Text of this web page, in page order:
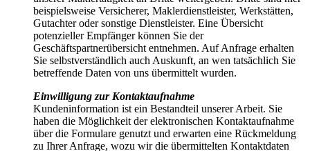
beispielsweise Versicherer, Maklerdienstleister, Werkstätten,
Gutachter oder sonstige Dienstleister. Eine Übersicht
potenzieller Empfänger können Sie der
Geschäftspartnerübersicht entnehmen. Auf Anfrage erhalten
Sie selbstverständlich auch Auskunft, an wen tatsächlich Sie
betreffende Daten von uns übermittelt wurden.
Einwilligung zur Kontaktaufnahme
Kundeninformation ist ein Bestandteil unserer Arbeit. Sie
haben die Möglichkeit der elektronischen Kontaktaufnahme
über die Formulare genutzt und erwarten eine Rückmeldung
zu Ihrer Anfrage, wozu wir die übermittelten Kontaktdaten